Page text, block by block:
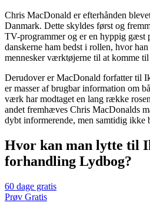
Chris MacDonald er efterhånden
Danmark. Dette skyldes først og
TV-programmer og er en hyppig gæst
danskerne ham bedst i rollen, hvor
mennesker værktøjerne til at komme
Derudover er MacDonald forfatter til
er masser af brugbar information om
værk har modtaget en lang række
andet fremhæves Chris MacDonalds
dybt informerende, men samtidig ikke
Hvor kan man lytte til
forhandling Lydbog?
60 dage gratis
Prøv Gratis